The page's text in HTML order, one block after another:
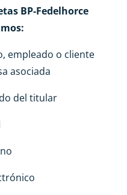
BP-Fedelhorce
empleado o cliente
asociada
del titular